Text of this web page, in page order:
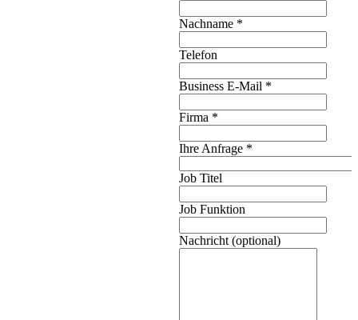
Nachname *
Telefon
Business E-Mail *
Firma *
Ihre Anfrage *
Job Titel
Job Funktion
Nachricht (optional)